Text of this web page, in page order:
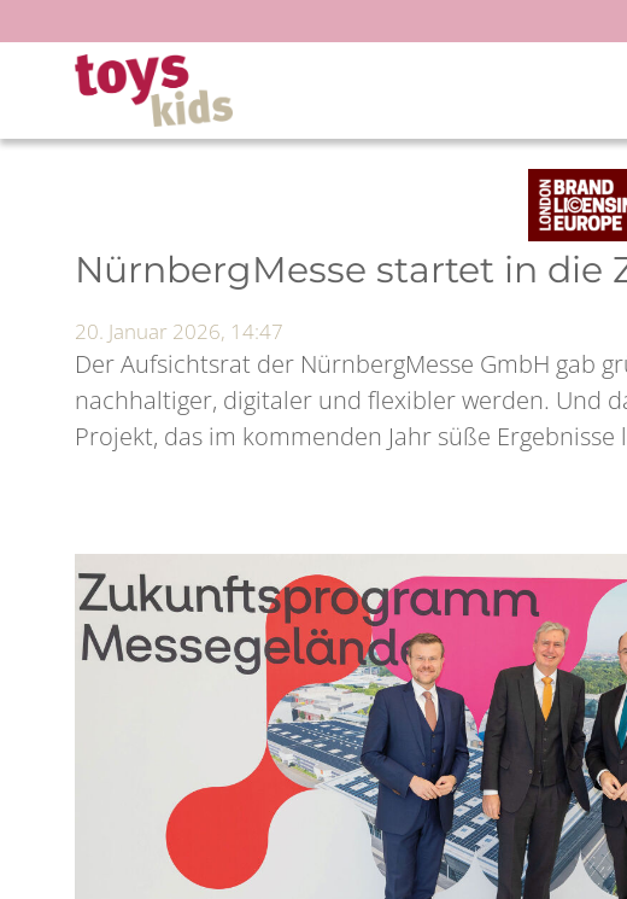
Inhalt
springen
NürnbergMesse startet in die
20. Januar 2026, 14:47
Der Aufsichtsrat der NürnbergMesse GmbH gab
nachhaltiger, digitaler und flexibler werden. Und
Projekt, das im kommenden Jahr süße Ergebnisse